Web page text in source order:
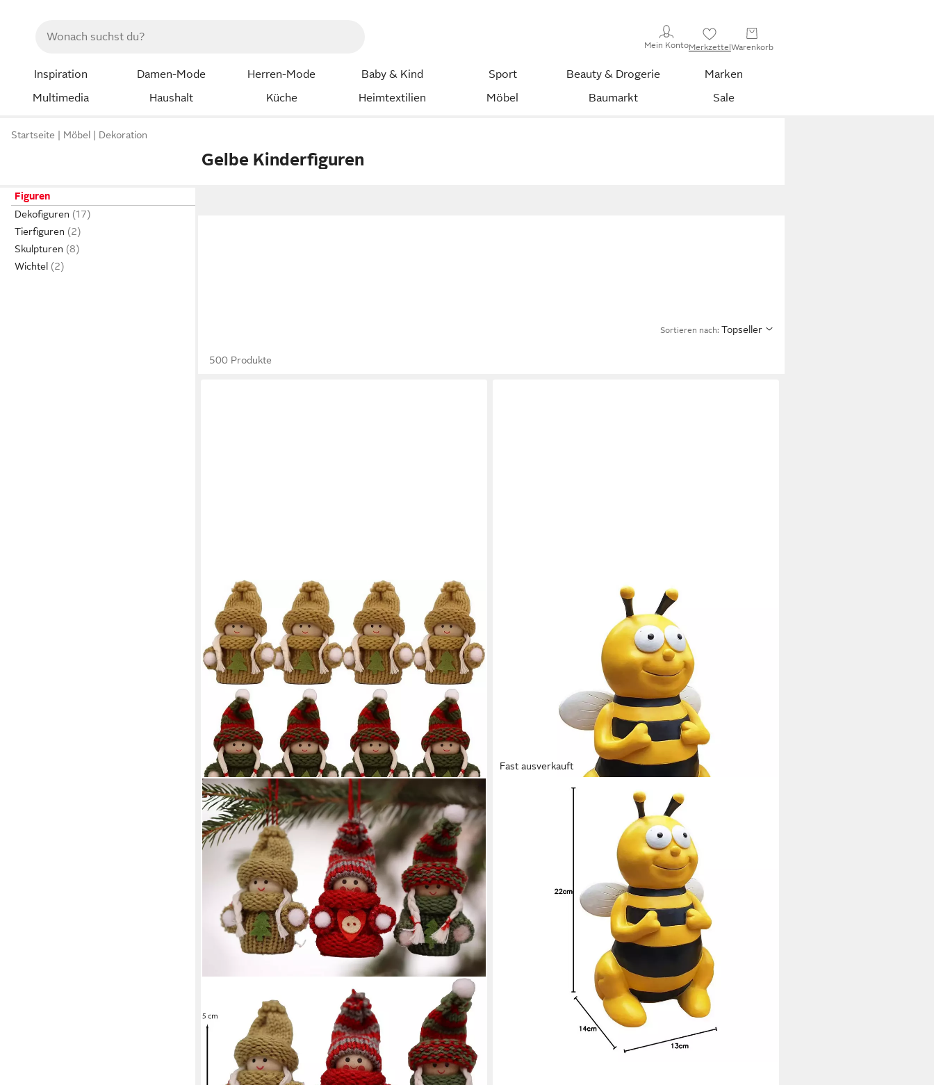
Mein KontoMerkzettelWarenkorb
Inspiration Damen-Mode Herren-Mode Baby & Kind Sport Beauty & Drogerie
Marken
Multimedia
Haushalt Küche Heimtextilien Möbel Baumarkt Sale
Startseite Möbel Dekoration
Gelbe Kinderfiguren
Figuren
Dekofiguren
Tierfiguren
Skulpturen
Wichtel
Sortieren nach: Topseller
500 Produkte
Wichtel Holz Wichtel Weihnachtsfiguren 12er Set (Set, 12
St., 12-teiliges Weihnachtsfiguren-Set, 4x Rot, 4x Gelb), –
Mini Wichtel mit Strickmütze & Pullover
25,99 €
(2,17 €/ 1 Stk)
lieferbar - in 3-4 Werktagen bei dir
Fast ausverkauft
Tierfigur Biene sitzend lustige Deko Tierfigur Gartendeko
Bienenfigur (1 St), ein echter Blickfang
lieferbar - in 3-4 Werktagen bei dir